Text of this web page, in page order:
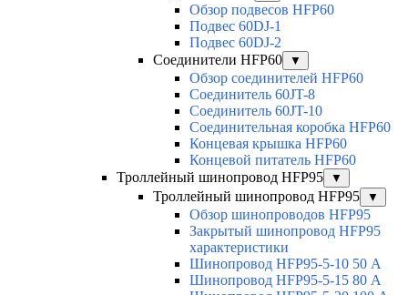
Обзор подвесов HFP60
Подвес 60DJ-1
Подвес 60DJ-2
Соединители HFP60
▼
Обзор соединителей HFP60
Соединитель 60JT-8
Соединитель 60JT-10
Соединительная коробка HFP60
Концевая крышка HFP60
Концевой питатель HFP60
Троллейный шинопровод HFP95
▼
Троллейный шинопровод HFP95 ▼
Обзор шинопроводов HFP95
Закрытый шинопровод HFP95
характеристики
Шинопровод HFP95-5-10 50 А
Шинопровод HFP95-5-15 80 А